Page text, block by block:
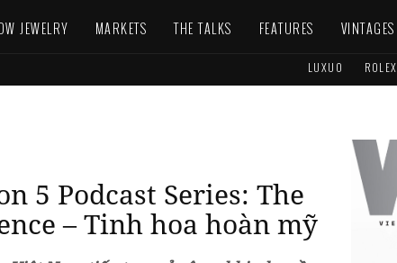
JEWELRY MARKETS THE TALKS FEATURES VINTAGES
LUXUO ROLEX
5 Podcast Series: The
– Tinh hoa hoàn mỹ